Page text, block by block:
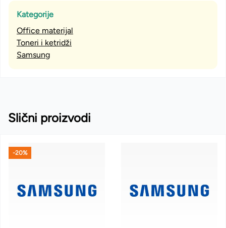
Kategorije
Office materijal
Toneri i ketridži
Samsung
Slični proizvodi
-20%